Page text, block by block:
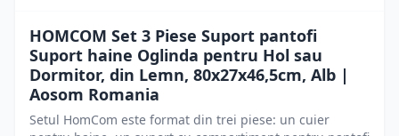
HOMCOM Set 3 Piese Suport pantofi
Suport haine Oglinda pentru Hol sau
Dormitor, din Lemn, 80x27x46,5cm, Alb |
Aosom Romania
Setul HomCom este format din trei piese: un cuier